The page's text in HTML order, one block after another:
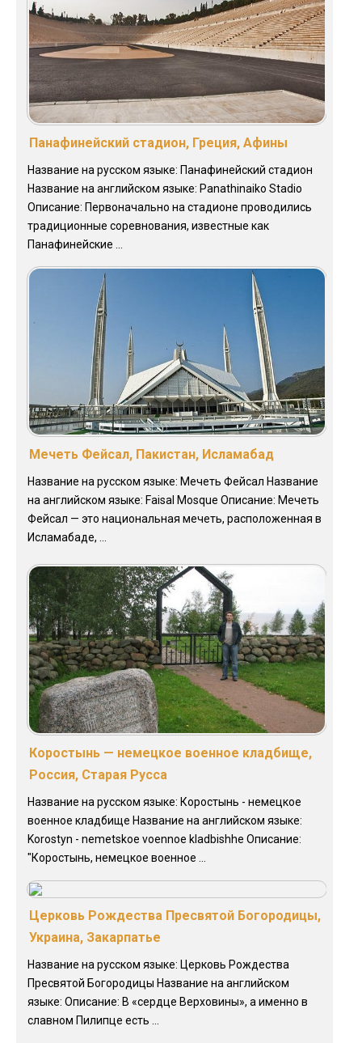
Панафинейский стадион, Греция, Афины
Название на русском языке: Панафинейский стадион
Название на английском языке: Panathinaiko Stadio
Описание: Первоначально на стадионе проводились
традиционные соревнования, известные как
Панафинейские ...
Мечеть Фейсал, Пакистан, Исламабад
Название на русском языке: Мечеть Фейсал Название
на английском языке: Faisal Mosque Описание: Мечеть
Фейсал — это национальная мечеть, расположенная в
Исламабаде, ...
Коростынь — немецкое военное кладбище,
Россия, Старая Русса
Название на русском языке: Коростынь - немецкое
военное кладбище Название на английском языке:
Korostyn - nemetskoe voennoe kladbishhe Описание:
"Коростынь, немецкое военное ...
Церковь Рождества Пресвятой Богородицы,
Украина, Закарпатье
Название на русском языке: Церковь Рождества
Пресвятой Богородицы Название на английском
языке: Описание: В «сердце Верховины», а именно в
славном Пилипце есть ...